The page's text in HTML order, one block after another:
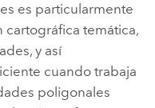
es particularmente
cartográfica temática,
y así
cuando trabaja
poligonales